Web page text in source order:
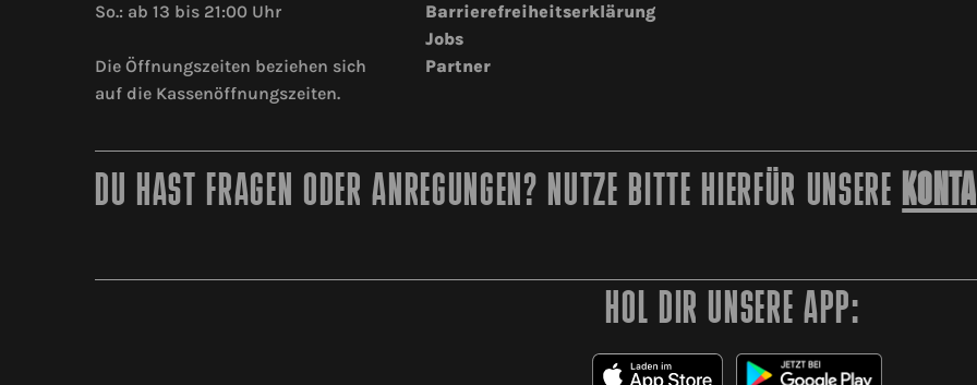
So.: ab 13 bis 21:00 Uhr
Die Öffnungszeiten beziehen sich
auf die Kassenöffnungszeiten.
Barrierefreiheitserklärung
Jobs
Partner
DU HAST FRAGEN ODER ANREGUNGEN? NUTZE BITTE HIERFÜR UNSERE
HOL DIR UNSERE APP: